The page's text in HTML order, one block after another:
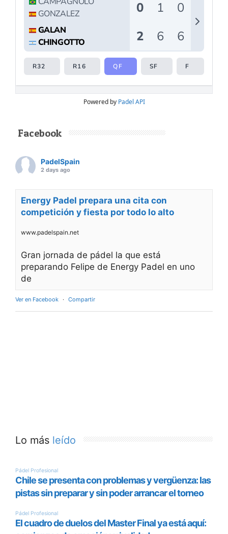
Powered by Padel API
Facebook
PadelSpain
2 days ago
Energy Padel prepara una cita con
competición y fiesta por todo lo alto
www.padelspain.net
Gran jornada de pádel la que está
preparando Felipe de Energy Padel en uno
de
Ver en Facebook · Compartir
Lo más leído